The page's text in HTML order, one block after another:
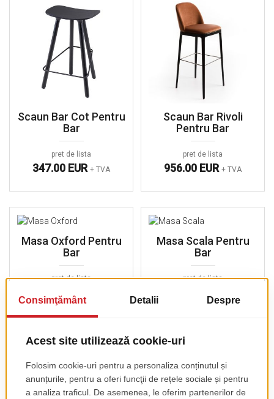
Scaun Bar Cot Pentru
Bar
pret de lista
347.00 EUR + TVA
Scaun Bar Rivoli
Pentru Bar
pret de lista
956.00 EUR + TVA
Masa Oxford Pentru
Bar
pret de lista
Masa Scala Pentru
Bar
pret de lista
Masa Bolton Pentru
Bar
Barul Doge Pentru
Bar